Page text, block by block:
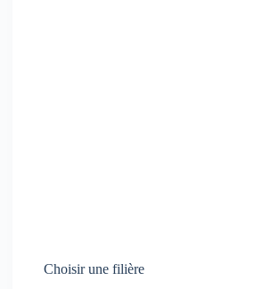
Choisir une filière